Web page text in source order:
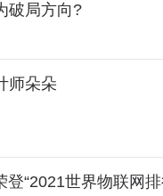
破局方向?
师朵朵
登“2021世界物联网